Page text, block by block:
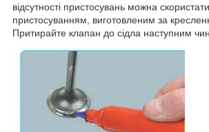
відсутності пристосувань можна
пристосуванням, виготовленим за
Притирайте клапан до сідла наступним